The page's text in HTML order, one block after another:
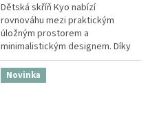
Dětská skříň Kyo nabízí
rovnováhu mezi praktickým
úložným prostorem a
minimalistickým designem. Díky
elegantním liniím skvěle doplní
celou kolekci a vnese do
interiéru pořádek....
Novinka